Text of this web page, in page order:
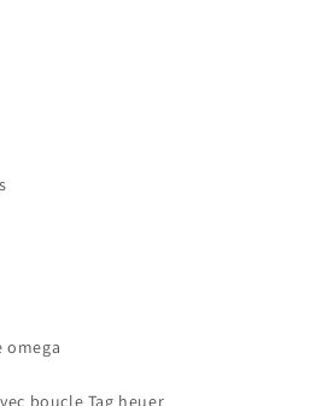
omega
boucle Tag heuer